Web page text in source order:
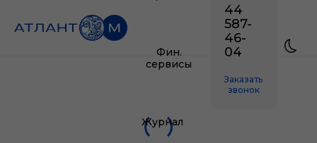
Фин.
сервисы
Журнал
44
587-
46-
04
Заказать
звонок